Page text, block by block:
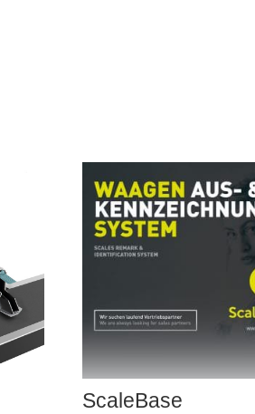
ScaleBase